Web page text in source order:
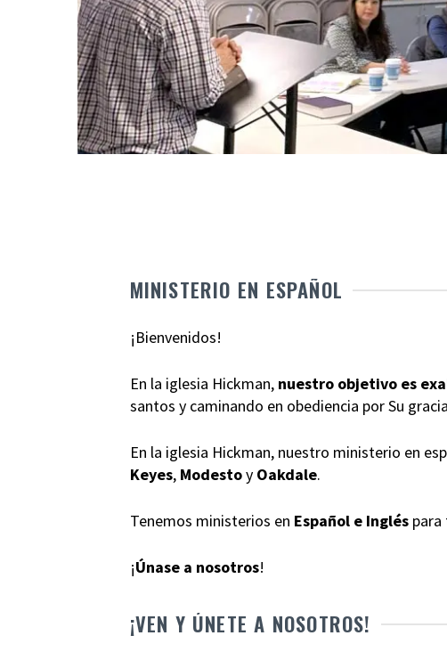
MINISTERIO EN ESPAÑOL
¡Bienvenidos!
En la iglesia Hickman, nuestro objetivo es
santos y caminando en obediencia por Su
En la iglesia Hickman, nuestro ministerio en
Keyes, Modestoy Oakdale.
Tenemos ministerios en Español e Ingléspara
¡Únase a nosotros!
¡VEN Y ÚNETE A NOSOTROS!